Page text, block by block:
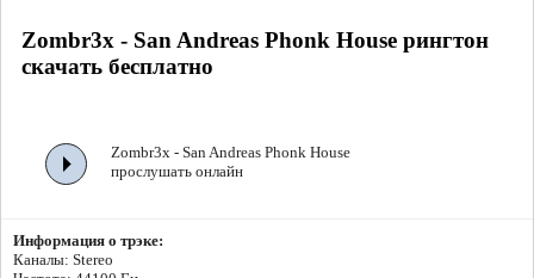
Zombr3x - San Andreas Phonk House рингтон
скачать бесплатно
Zombr3x - San Andreas Phonk House
прослушать онлайн
Информация о трэке:
Каналы: Stereo